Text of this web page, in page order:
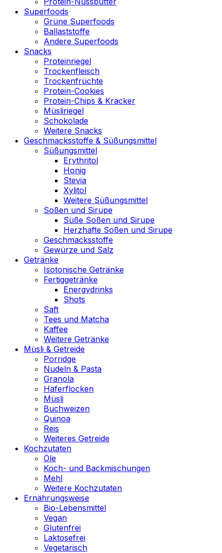
Superfoods
Grüne Superfoods
Ballaststoffe
Andere Superfoods
Snacks
Proteinriegel
Trockenfleisch
Trockenfrüchte
Protein-Cookies
Protein-Chips & Kräcker
Müsliriegel
Schokolade
Weitere Snacks
Geschmacksstoffe & Süßungsmittel
Süßungsmittel
Erythritol
Honig
Stevia
Xylitol
Weitere Süßungsmittel
Soßen und Sirupe
Süße Soßen und Sirupe
Herzhafte Soßen und Sirupe
Geschmacksstoffe
Gewürze und Salz
Getränke
Isotonische Getränke
Fertiggetränke
Energydrinks
Shots
Saft
Tees und Matcha
Kaffee
Weitere Getränke
Müsli & Getreide
Porridge
Nudeln & Pasta
Granola
Haferflocken
Müsli
Buchweizen
Quinoa
Reis
Weiteres Getreide
Kochzutaten
Öle
Koch- und Backmischungen
Mehl
Weitere Kochzutaten
Ernährungsweise
Bio-Lebensmittel
Vegan
Glutenfrei
Laktosefrei
Vegetarisch